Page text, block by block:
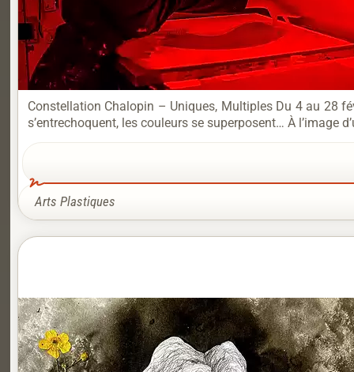
Constellation Chalopin – Uniques, Multiples Du 4 au 28
s’entrechoquent, les couleurs se superposent… À l’image
Arts Plastiques